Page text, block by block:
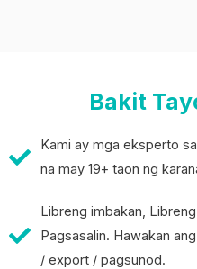
Bakit
Kami ay mga eksperto
na may 19+ taon ng
Libreng imbakan,
Pagsasalin. Hawakan
/ export / pagsunod.